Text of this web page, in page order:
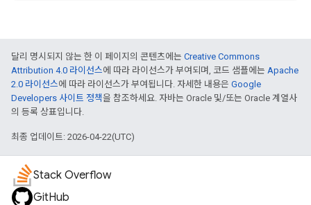
달리 명시되지 않는 한 이 페이지의 콘텐츠에는 Creative Commons
Attribution 4.0 라이선스에 따라 라이선스가 부여되며, 코드 샘플에는 Apache
2.0 라이선스에 따라 라이선스가 부여됩니다. 자세한 내용은 Google
Developers 사이트 정책을 참조하세요. 자바는 Oracle 및/또는 Oracle 계열사
의 등록 상표입니다.
최종 업데이트: 2026-04-22(UTC)
Stack Overflow
GitHub